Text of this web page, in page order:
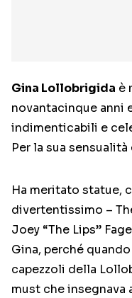
Gina Lollobrigida è
novantacinque anni
indimenticabili e
Per la sua
Ha meritato statue,
divertentissimo –
Joey “The Lips”
Gina, perché
capezzoli della
must che insegnava